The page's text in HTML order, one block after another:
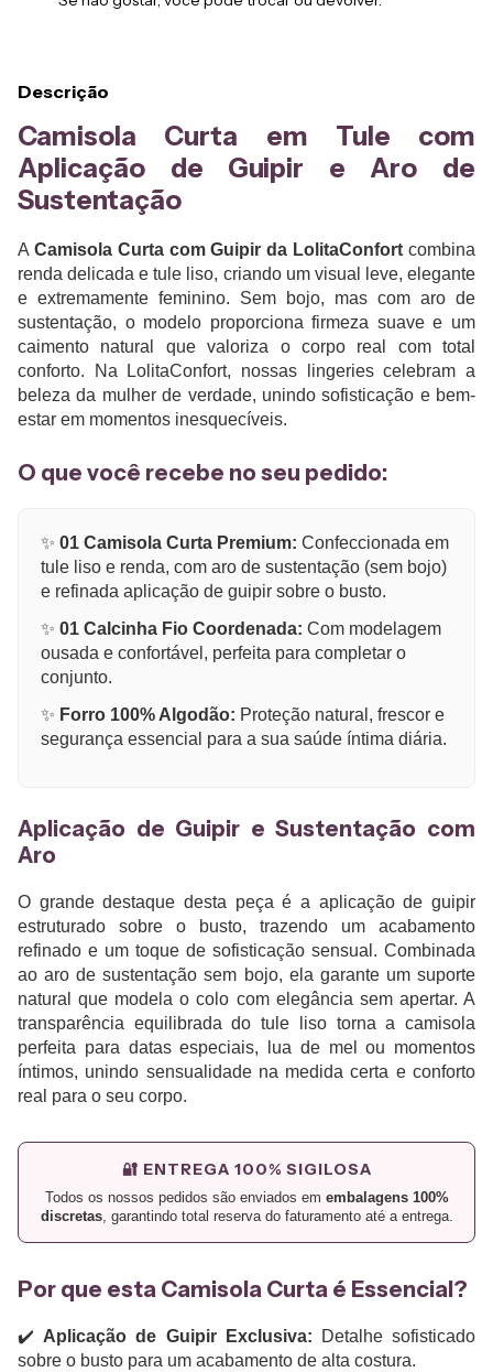
Descrição
Camisola Curta em Tule com
Aplicação de Guipir e Aro de
Sustentação
A Camisola Curta com Guipir da LolitaConfort combina
renda delicada e tule liso, criando um visual leve, elegante
e extremamente feminino. Sem bojo, mas com aro de
sustentação, o modelo proporciona firmeza suave e um
caimento natural que valoriza o corpo real com total
conforto. Na LolitaConfort, nossas lingeries celebram a
beleza da mulher de verdade, unindo sofisticação e bem-
estar em momentos inesquecíveis.
O que você recebe no seu pedido:
✨ 01 Camisola Curta Premium: Confeccionada em
tule liso e renda, com aro de sustentação (sem bojo)
e refinada aplicação de guipir sobre o busto.
✨ 01 Calcinha Fio Coordenada: Com modelagem
ousada e confortável, perfeita para completar o
conjunto.
✨ Forro 100% Algodão: Proteção natural, frescor e
segurança essencial para a sua saúde íntima diária.
Aplicação de Guipir e Sustentação com
Aro
O grande destaque desta peça é a aplicação de guipir
estruturado sobre o busto, trazendo um acabamento
refinado e um toque de sofisticação sensual. Combinada
ao aro de sustentação sem bojo, ela garante um suporte
natural que modela o colo com elegância sem apertar. A
transparência equilibrada do tule liso torna a camisola
perfeita para datas especiais, lua de mel ou momentos
íntimos, unindo sensualidade na medida certa e conforto
real para o seu corpo.
🔐 ENTREGA 100% SIGILOSA
Todos os nossos pedidos são enviados em embalagens 100%
discretas, garantindo total reserva do faturamento até a entrega.
Por que esta Camisola Curta é Essencial?
✔️ Aplicação de Guipir Exclusiva: Detalhe sofisticado
sobre o busto para um acabamento de alta costura.